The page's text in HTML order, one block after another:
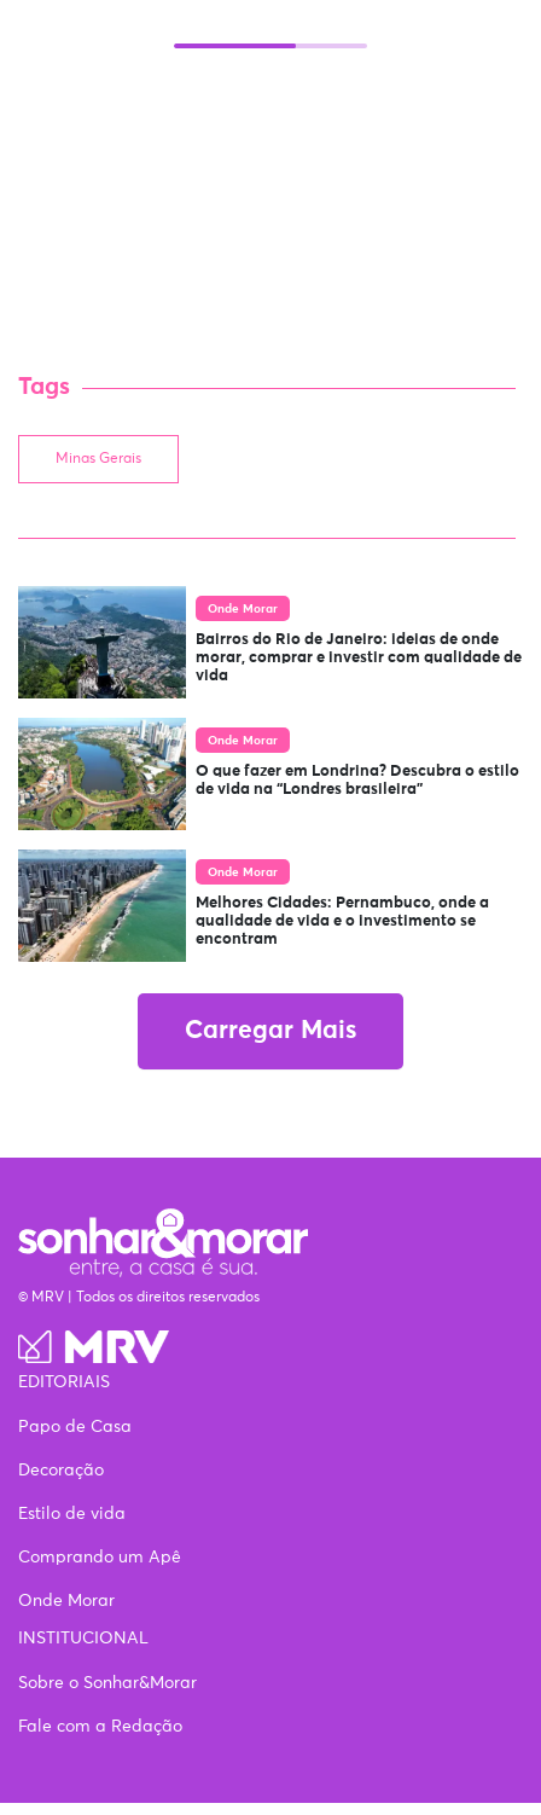
Tags
Minas Gerais
Onde Morar
Bairros do Rio de Janeiro: ideias de onde
morar, comprar e investir com qualidade de
vida
Onde Morar
O que fazer em Londrina? Descubra o estilo
de vida na “Londres brasileira”
Onde Morar
Melhores Cidades: Pernambuco, onde a
qualidade de vida e o investimento se
encontram
Carregar Mais
© MRV | Todos os direitos reservados
EDITORIAIS
Papo de Casa
Decoração
Estilo de vida
Comprando um Apê
Onde Morar
INSTITUCIONAL
Sobre o Sonhar&Morar
Fale com a Redação